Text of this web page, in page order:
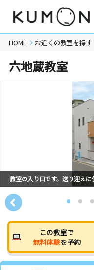
HOME お近くの教室を探す
六地蔵教室
教室の入り口です。送り迎えに
この教室で
無料体験を予約